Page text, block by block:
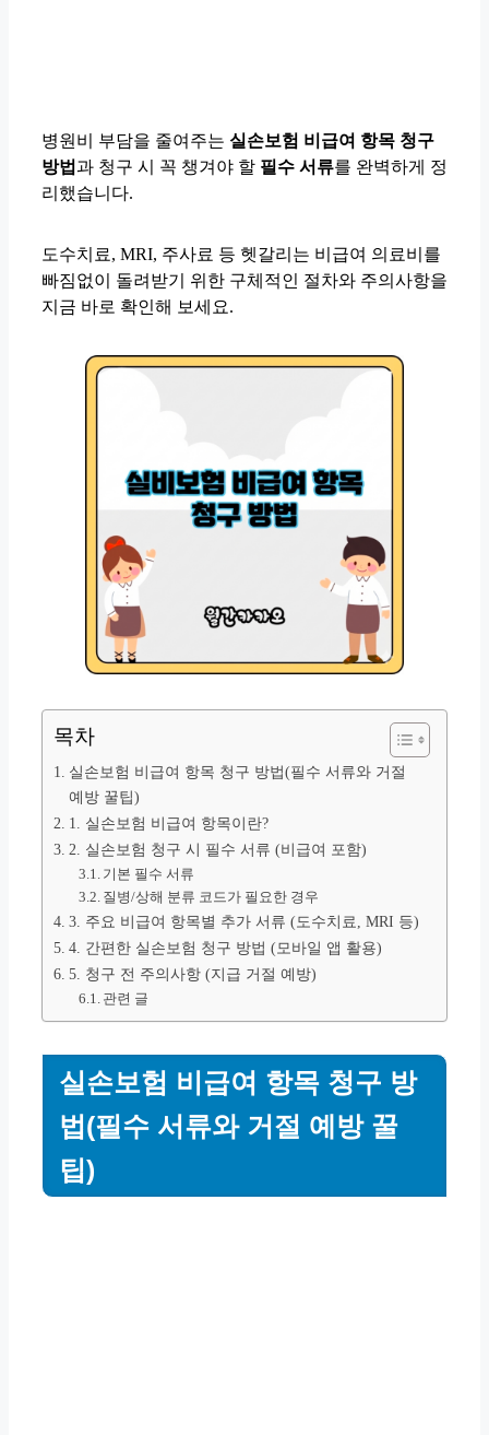
병원비 부담을 줄여주는 실손보험 비급여 항목 청구
방법과 청구 시 꼭 챙겨야 할 필수 서류를 완벽하게 정
리했습니다.
도수치료, MRI, 주사료 등 헷갈리는 비급여 의료비를
빠짐없이 돌려받기 위한 구체적인 절차와 주의사항을
지금 바로 확인해 보세요.
목차
실손보험 비급여 항목 청구 방법(필수 서류와 거절
예방 꿀팁)
1. 실손보험 비급여 항목이란?
2. 실손보험 청구 시 필수 서류 (비급여 포함)
기본 필수 서류
질병/상해 분류 코드가 필요한 경우
3. 주요 비급여 항목별 추가 서류 (도수치료, MRI 등)
4. 간편한 실손보험 청구 방법 (모바일 앱 활용)
5. 청구 전 주의사항 (지급 거절 예방)
관련 글
실손보험 비급여 항목 청구 방
법(필수 서류와 거절 예방 꿀
팁)